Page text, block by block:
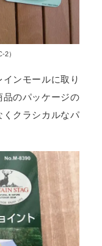
2）
ンモールに取り
のパッケージの
クラシカルなパ